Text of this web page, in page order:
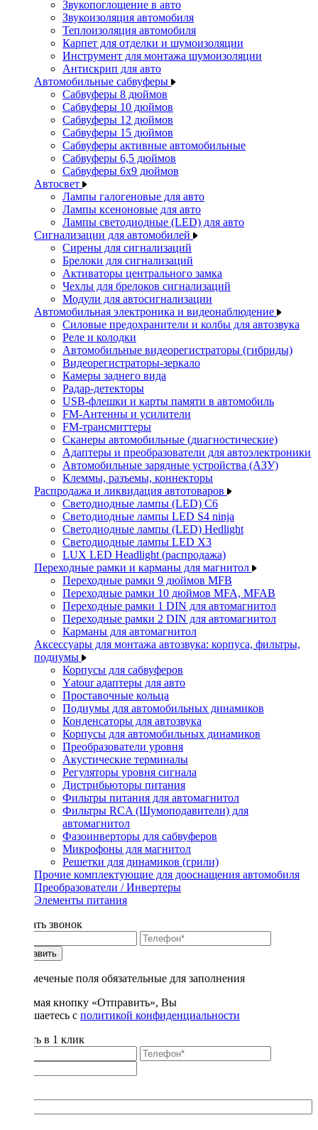
Звукопоглощение в авто
Звукоизоляция автомобиля
Теплоизоляция автомобиля
Карпет для отделки и шумоизоляции
Инструмент для монтажа шумоизоляции
Антискрип для авто
Автомобильные сабвуферы
Сабвуферы 8 дюймов
Сабвуферы 10 дюймов
Сабвуферы 12 дюймов
Сабвуферы 15 дюймов
Сабвуферы активные автомобильные
Сабвуферы 6,5 дюймов
Сабвуферы 6x9 дюймов
Автосвет
Лампы галогеновые для авто
Лампы ксеноновые для авто
Лампы светодиодные (LED) для авто
Сигнализации для автомобилей
Сирены для сигнализаций
Брелоки для сигнализаций
Активаторы центрального замка
Чехлы для брелоков сигнализаций
Модули для автосигнализации
Автомобильная электроника и видеонаблюдение
Силовые предохранители и колбы для автозвука
Реле и колодки
Автомобильные видеорегистраторы (гибриды)
Видеорегистраторы-зеркало
Камеры заднего вида
Радар-детекторы
USB-флешки и карты памяти в автомобиль
FM-Антенны и усилители
FM-трансмиттеры
Сканеры автомобильные (диагностические)
Адаптеры и преобразователи для автоэлектроники
Автомобильные зарядные устройства (АЗУ)
Клеммы, разъемы, коннекторы
Распродажа и ликвидация автотоваров
Светодиодные лампы (LED) C6
Светодиодные лампы LED S4 ninja
Светодиодные лампы (LED) Hedlight
Светодиодные лампы LED X3
LUX LED Headlight (распродажа)
Переходные рамки и карманы для магнитол
Переходные рамки 9 дюймов MFB
Переходные рамки 10 дюймов MFA, MFAB
Переходные рамки 1 DIN для автомагнитол
Переходные рамки 2 DIN для автомагнитол
Карманы для автомагнитол
Аксессуары для монтажа автозвука: корпуса, фильтры,
подиумы
Корпусы для сабвуферов
Yаtour адаптеры для авто
Проставочные кольца
Подиумы для автомобильных динамиков
Конденсаторы для автозвука
Корпусы для автомобильных динамиков
Преобразователи уровня
Акустические терминалы
Регуляторы уровня сигнала
Дистрибьюторы питания
Фильтры питания для автомагнитол
Фильтры RCA (Шумоподавители) для
автомагнитол
Фазоинверторы для сабвуферов
Микрофоны для магнитол
Решетки для динамиков (грили)
Прочие комплектующие для дооснащения автомобиля
Преобразователи / Инвертеры
Элементы питания
Заказать звонок
Отправить
* - отмеченые поля обязательные для заполнения
Нажимая кнопку «Отправить», Вы
соглашаетесь с политикой конфиденциальности
Купить в 1 клик